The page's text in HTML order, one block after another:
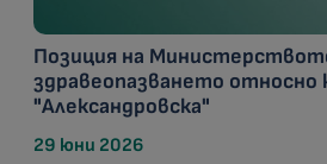
Позиция на
здравеопазването относно
"Александровска"
29 юни 2026